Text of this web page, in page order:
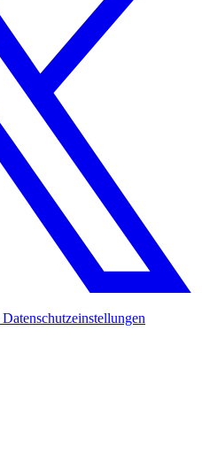
Datenschutzeinstellungen